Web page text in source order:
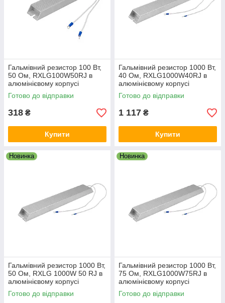
Гальмівний резистор 100 Вт,
50 Ом, RXLG100W50RJ в
алюмінієвому корпусі
Готово до відправки
318 ₴
Купити
Гальмівний резистор 1000 Вт,
40 Ом, RXLG1000W40RJ в
алюмінієвому корпусі
Готово до відправки
1 117 ₴
Купити
Новинка
Гальмівний резистор 1000 Вт,
50 Ом, RXLG 1000W 50 RJ в
алюмінієвому корпусі
Готово до відправки
Новинка
Гальмівний резистор 1000 Вт,
75 Ом, RXLG1000W75RJ в
алюмінієвому корпусі
Готово до відправки